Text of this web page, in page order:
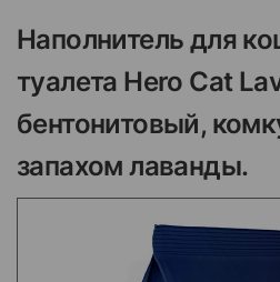
Наполнитель для
туалета Hero Cat
бентонитовый,
запахом лаванды.